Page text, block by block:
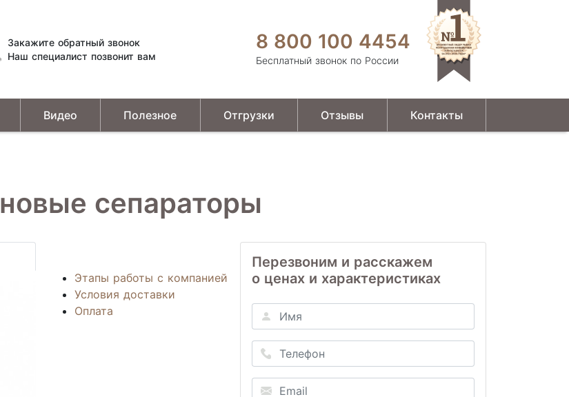
Закажите обратный звонок
Наш специалист позвонит вам
8 800 100 4454
Бесплатный звонок по России
Видео Полезное Отгрузки Отзывы Контакты
сепараторы
Перезвоним и расскажем
о ценах и характеристиках
Этапы работы с компанией
Условия доставки
Оплата